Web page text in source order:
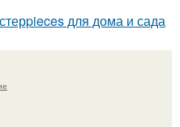
для дома и сада